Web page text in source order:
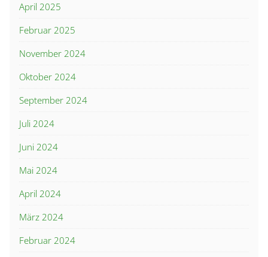
April 2025
Februar 2025
November 2024
Oktober 2024
September 2024
Juli 2024
Juni 2024
Mai 2024
April 2024
März 2024
Februar 2024